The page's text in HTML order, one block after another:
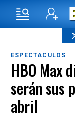
ESPECTACULOS
HBO Max
serán sus
abril